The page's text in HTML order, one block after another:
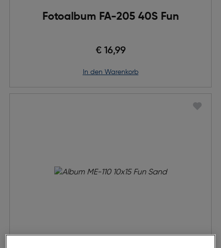
Fotoalbum FA-205 40S Fun
€ 16,99
in den Warenkorb